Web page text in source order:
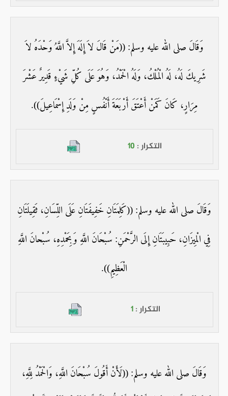
وَقَالَ صلى الله عليه وسلم: ((مَنْ قَالَ لاَ إِلَهَ إِلاَّ اللَّهُ وَحْدَهُ لاَ
شَرِيكَ لَهُ، لَهُ الْمُلْكُ، وَلَهُ الْحَمْدُ، وَهُوَ عَلَى كُلِّ شَيْءٍ قَدِيرٌ عَشْرَ
مِرَارٍ، كَانَ كَمَنْ أَعْتَقَ أَرْبَعَةَ أَنْفُسٍ مِنْ وَلَدِ إِسْمَاعِيلَ)).
التكرار : 10
وَقَالَ صلى الله عليه وسلم: ((كَلِمَتَانِ خَفِيفَتَانِ عَلَى اللِّسَانِ، ثَقِيلَتَانِ
فِي الْمِيزَانِ، حَبِيبَتَانِ إِلَى الرَّحْمَنِ: سُبْحَانَ اللَّهِ وَبِحَمْدِهِ، سُبْحانَ اللَّهِ
الْعَظِيمِ)).
التكرار :1
وَقَالَ صلى الله عليه وسلم: ((لَأَنْ أَقُولَ سُبْحَانَ اللَّهِ، وَالْحَمْدُ لِلَّهِ،